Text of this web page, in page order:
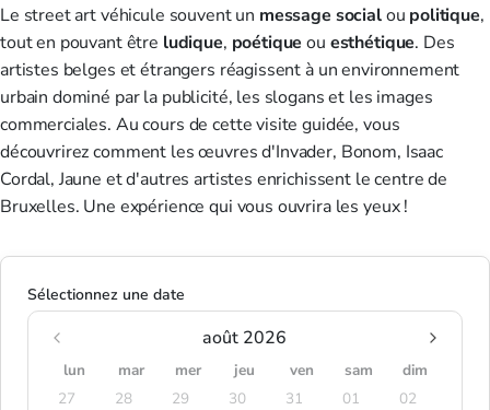
Le street art véhicule souvent un message socialou politique,
tout en pouvant être ludique, poétique ou esthétique. Des
artistes belges et étrangers réagissent à un environnement
urbain dominé par la publicité, les slogans et les images
commerciales. Au cours de cette visite guidée, vous
découvrirez comment les œuvres d'Invader, Bonom, Isaac
Cordal, Jaune et d'autres artistes enrichissent le centre de
Bruxelles. Une expérience qui vous ouvrira les yeux !
Sélectionnez une date
août 2026
lun mar mer jeu ven sam
dim
27
28 29 30 31 01
02